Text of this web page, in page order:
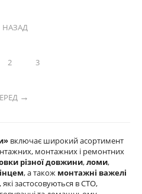
НАЗАД
2 3
включає широкий асортимент
монтажних і ремонтних
різної довжини,ломи,
, а також монтажні важелі
застосовуються в СТО,